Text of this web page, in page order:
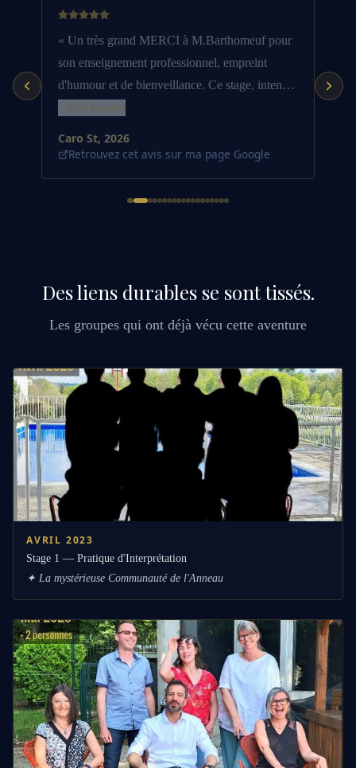
« Un très grand MERCI à M.Barthomeuf pour
son enseignement professionnel, empreint
d'humour et de bienveillance. Ce stage, intense,
a totalement répondu à mes attentes, et au delà.
Lire la suite
Caro St, 2026
Retrouvez cet avis sur ma page Google
Des liens durables se sont tissés.
Les groupes qui ont déjà vécu cette aventure
AVRIL 2023
Stage 1 — Pratique d'Interprétation
✦ La mystérieuse Communauté de l'Anneau